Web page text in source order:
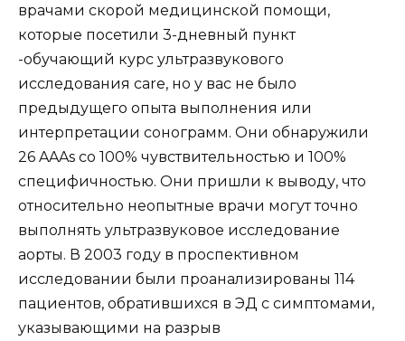
врачами скорой медицинской помощи,
которые посетили 3-дневный пункт
-обучающий курс ультразвукового
исследования care, но у вас не было
предыдущего опыта выполнения или
интерпретации сонограмм. Они обнаружили
26 AAAs со 100% чувствительностью и 100%
специфичностью. Они пришли к выводу, что
относительно неопытные врачи могут точно
выполнять ультразвуковое исследование
аорты. В 2003 году в проспективном
исследовании были проанализированы 114
пациентов, обратившихся в ЭД с симптомами,
указывающими на разрыв